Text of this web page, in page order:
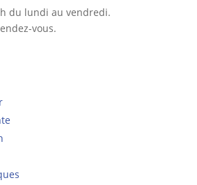
du lundi au vendredi.
vous.